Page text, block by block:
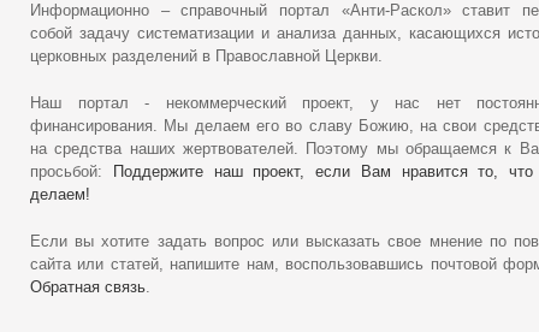
Информационно – справочный портал «Анти-Раскол» ставит
собой задачу систематизации и анализа данных, касающихся
церковных разделений в Православной Церкви.
Наш портал - некоммерческий проект, у нас нет
финансирования. Мы делаем его во славу Божию, на свои
на средства наших жертвователей. Поэтому мы обращаемся к
просьбой:
Поддержите наш проект, если Вам нравится то,
делаем!
Если вы хотите задать вопрос или высказать свое мнение по
сайта или статей, напишите нам, воспользовавшись почтовой
Обратная связь.